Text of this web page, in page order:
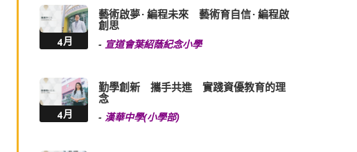
4月
藝術啟夢 · 編程未來 藝術育自信 · 編程啟
創思
- 宣道會葉紹蔭紀念小學
4月
勤學創新 攜手共進 實踐資優教育的理
念
- 漢華中學(小學部)